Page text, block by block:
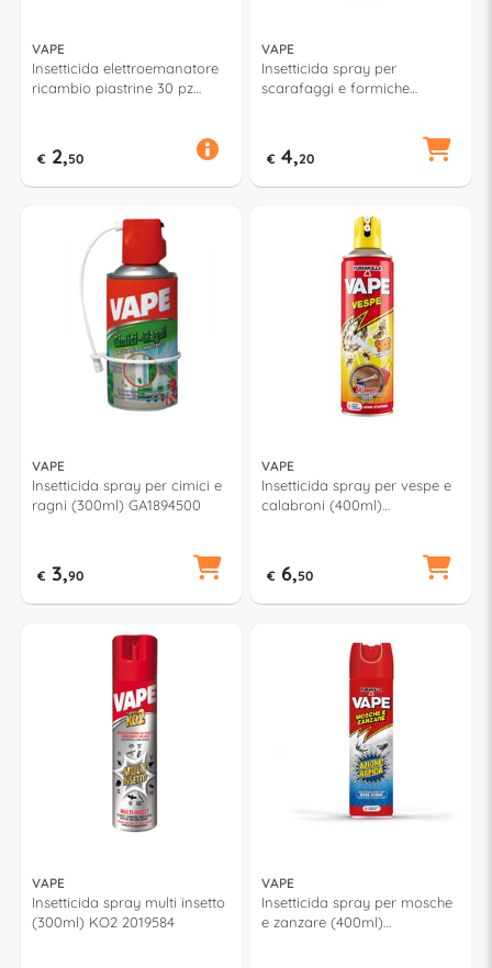
VAPE
Insetticida elettroemanatore
ricambio piastrine 30 pz
€ 2,50
VAPE
Insetticida spray per
scarafaggi e formiche
€ 4,20
VAPE
Insetticida spray per cimici e
ragni (300ml) GA1894500
€ 3,90
VAPE
Insetticida spray per vespe e
calabroni (400ml)
€ 6,50
VAPE
Insetticida spray multi insetto
(300ml) KO2 2019584
VAPE
Insetticida spray per mosche
e zanzare (400ml)